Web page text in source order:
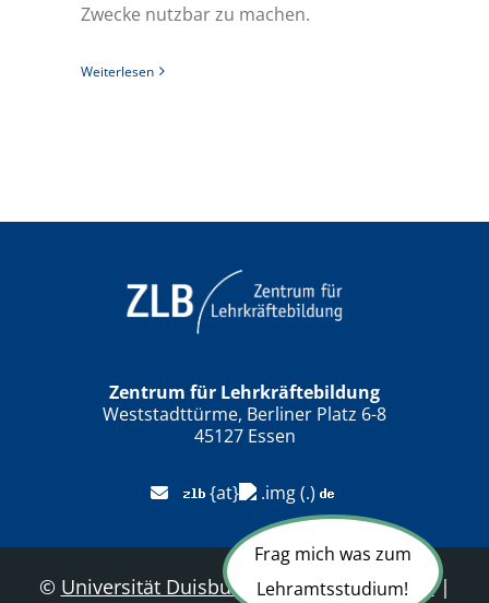
Zwecke nutzbar zu machen.
Weiterlesen
Zentrum für Lehrkräftebildung
Weststadttürme, Berliner Platz 6-8
45127 Essen
{at} (.)
© Universität Duisburg-Essen| Sitemap|
Frag mich was zum
Lehramtsstudium!